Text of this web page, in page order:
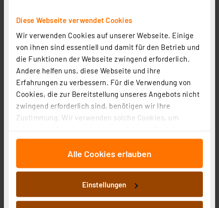
Diese Webseite verwendet Cookies
Wir verwenden Cookies auf unserer Webseite. Einige
von ihnen sind essentiell und damit für den Betrieb und
die Funktionen der Webseite zwingend erforderlich.
Andere helfen uns, diese Webseite und ihre
Erfahrungen zu verbessern. Für die Verwendung von
Cookies, die zur Bereitstellung unseres Angebots nicht
zwingend erforderlich sind, benötigen wir Ihre
Zustimmung. Wir verwenden solche Cookies, um
für soziale Medien anbieten zu können und die Zugriffe
auf unsere Website zu analysieren. Außerdem geben
an unsere Partner für soziale Medien, Werbung und
Analysen weiter. Unsere Partner führen diese
Informationen möglicherweise mit weiteren Daten
Alle Cookies erlauben
Einstellungen
Oase LunAqua Power LED-Scheinwerfer XL 4000
Artikel-Nr. 258037
Statt266,96 € **
Informationen zu Versandkosten